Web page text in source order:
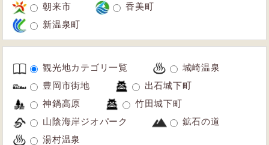
朝来市
香美町
新温泉町
観光地カテゴリ一覧
城崎温泉
豊岡市街地
出石城下町
神鍋高原
竹田城下町
山陰海岸ジオパーク
鉱石の道
湯村温泉